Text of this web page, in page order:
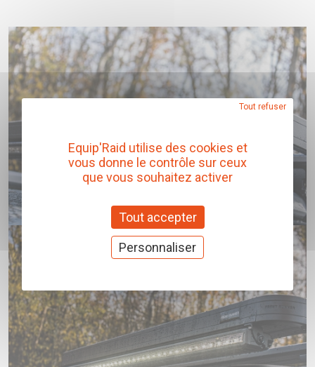
Equip'Raid utilise des cookies et
vous donne le contrôle sur ceux
que vous souhaitez activer
Tout accepter
Tout refuser
Personnaliser